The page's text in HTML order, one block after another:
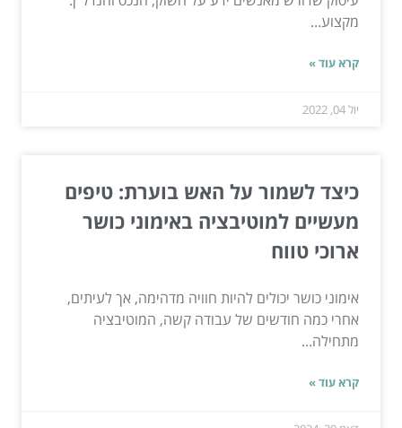
מקצוע...
קרא עוד »
יול 04, 2022
כיצד לשמור על האש בוערת: טיפים
מעשיים למוטיבציה באימוני כושר
ארוכי טווח
אימוני כושר יכולים להיות חוויה מדהימה, אך לעיתים,
אחרי כמה חודשים של עבודה קשה, המוטיבציה
מתחילה...
קרא עוד »